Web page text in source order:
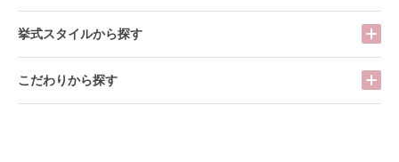
挙式スタイルから探す
こだわりから探す